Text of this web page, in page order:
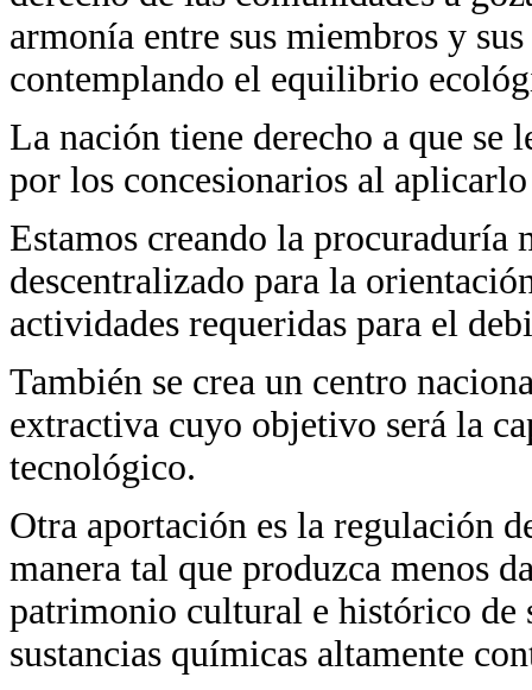
armonía entre sus miembros y
contemplando el equilibrio
La nación tiene derecho a que se
por los concesionarios al
Estamos creando la
descentralizado para la
actividades requeridas para el
También se crea un centro
extractiva cuyo objetivo será la
tecnológico.
Otra aportación es la regulación
manera tal que produzca menos
patrimonio cultural e histórico de
sustancias químicas altamente